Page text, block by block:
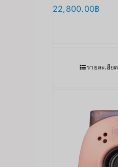
22,800.00฿
รายละเอียด